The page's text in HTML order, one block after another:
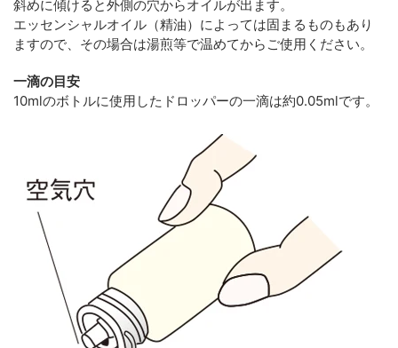
斜めに傾けると外側の穴からオイルが出ます。
エッセンシャルオイル（精油）によっては固まるものもあり
ますので、その場合は湯煎等で温めてからご使用ください。
一滴の目安
10mlのボトルに使用したドロッパーの一滴は約0.05mlです。